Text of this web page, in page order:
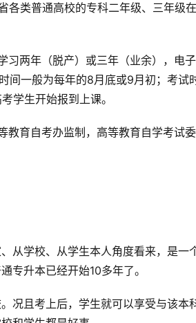
各类普通高校的专科二年级、三年级
习两年（脱产）或三年（业余），电
间一般为每年的8月底或9月初；考试
学生开始报到上课。
教育自考办监制，高等教育自学考试
从学校、从学生本人角度看来，是一
专升本已经开始10多年了。
况且考上后，学生就可以享受与该本